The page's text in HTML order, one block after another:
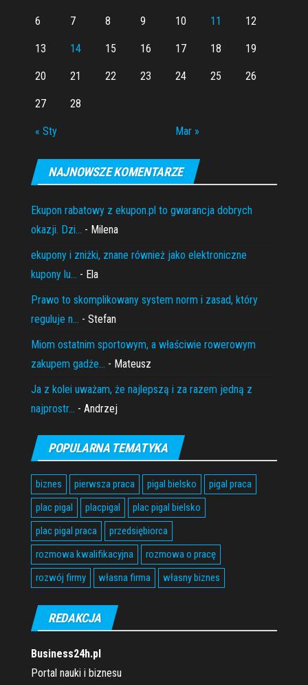
« Sty Mar »
6 7 8 9 10 11 12
13 14 15 16 17 18 19
20 21 22 23 24 25 26
27 28
NAJNOWSZE KOMENTARZE
Ekupon rabatowy z ekupon.pl to gwarancja dobrych
okazji. Dzi... - Milena
ekupony i zniżki, znane również jako elektroniczne
kupony lu... - Ela
Prawo to skomplikowany system norm i zasad, który
reguluje n... - Stefan
Miom ostatnim sportowym, a właściwie rowerowym
zakupem gadże... - Mateusz
Ja z kolei uważam, że najlepszą i za razem jedną z
najprostr... - Andrzej
POPULARNA TEMATYKA
biznes pierwsza praca pigal bielsko
pigal praca
plac pigal
placpigal
plac pigal bielsko
plac pigal praca
przedsiębiorca
rozmowa kwalifikacyjna
rozmowa o pracę
rozwój firmy
własna firma własny biznes
REDAKCJA
Business24h.pl
Portal nauki i biznesu